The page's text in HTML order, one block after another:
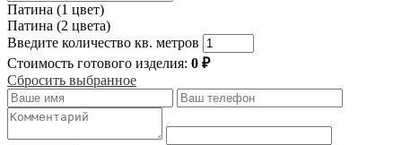
Патина (1 цвет)
Патина (2 цвета)
Введите количество кв. метров
Стоимость готового изделия: 0 ₽
Сбросить выбранное